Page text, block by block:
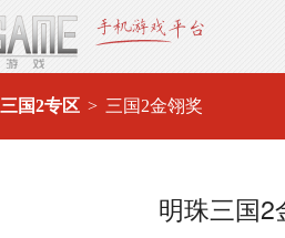
三国2专区 三国2金翎奖
明珠三国2